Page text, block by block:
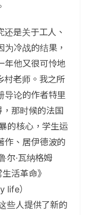
是关于工人、
冷战的结果，
年他又很可怜地
村老师。我之所
导论的作者特里
那时候的法国
的核心，学生运
作、居伊德波的
尔·瓦纳格姆
活革命》
life）
些人提供了新的